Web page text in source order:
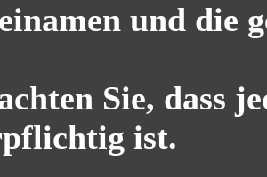
und die
Sie, dass
ist.